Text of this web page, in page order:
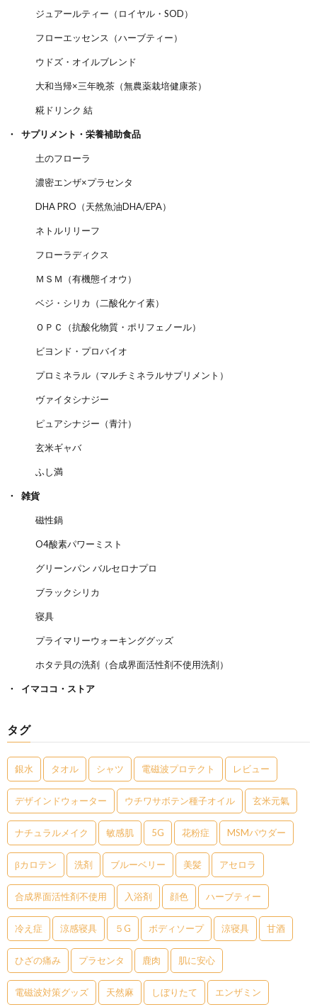
ジュアールティー（ロイヤル・SOD）
フローエッセンス（ハーブティー）
ウドズ・オイルブレンド
大和当帰×三年晩茶（無農薬栽培健康茶）
糀ドリンク 結
サプリメント・栄養補助食品
土のフローラ
濃密エンザ×プラセンタ
DHA PRO（天然魚油DHA/EPA）
ネトルリリーフ
フローラディクス
ＭＳＭ（有機態イオウ）
ベジ・シリカ（二酸化ケイ素）
ＯＰＣ（抗酸化物質・ポリフェノール）
ビヨンド・プロバイオ
プロミネラル（マルチミネラルサプリメント）
ヴァイタシナジー
ピュアシナジー（青汁）
玄米ギャバ
ふし満
雑貨
磁性鍋
O4酸素パワーミスト
グリーンパン バルセロナプロ
ブラックシリカ
寝具
プライマリーウォーキンググッズ
ホタテ貝の洗剤（合成界面活性剤不使用洗剤）
イマココ・ストア
タグ
銀水 タオル シャツ 電磁波プロテクト レビュー
デザインドウォーター ウチワサボテン種子オイル 玄米元氣
ナチュラルメイク 敏感肌 5G 花粉症 MSMパウダー
βカロテン 洗剤 ブルーベリー 美髪 アセロラ
合成界面活性剤不使用 入浴剤 顔色 ハーブティー
冷え症 涼感寝具 ５G ボディソープ 涼寝具 甘酒
ひざの痛み プラセンタ 鹿肉 肌に安心
電磁波対策グッズ 天然麻 しぼりたて エンザミン